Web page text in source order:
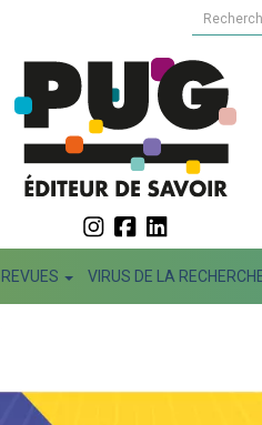
REVUES VIRUS DE LA